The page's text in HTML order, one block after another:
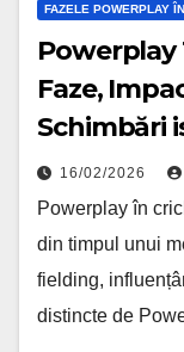
FAZELE POWERPLAY
Powerplay
Faze,
Schimbări
16/02/2026
Powerplay în
din timpul unui
fielding,
distincte de